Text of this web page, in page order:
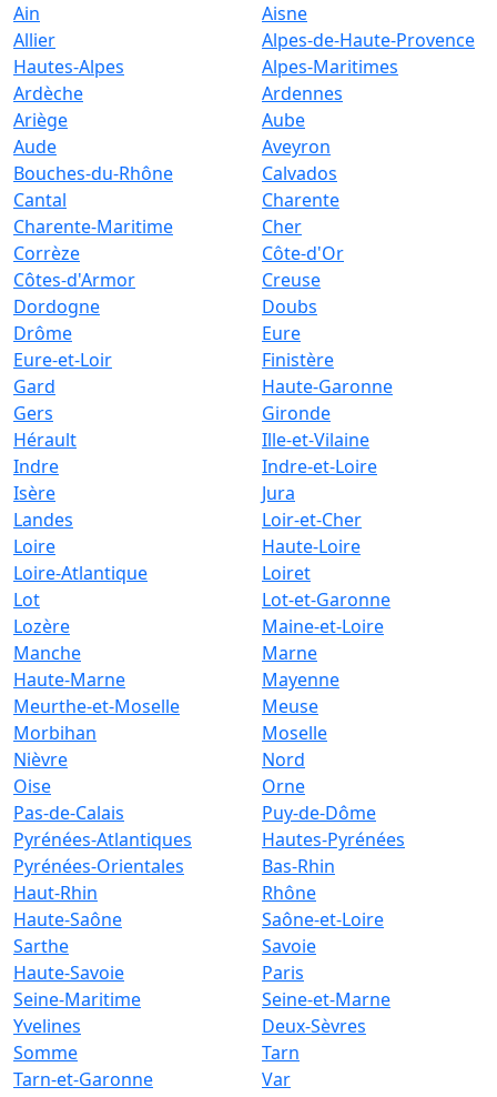
Ain
Aisne
Allier
Alpes-de-Haute-Provence
Hautes-Alpes
Alpes-Maritimes
Ardèche
Ardennes
Ariège
Aube
Aude
Aveyron
Bouches-du-Rhône
Calvados
Cantal
Charente
Charente-Maritime
Cher
Corrèze
Côte-d'Or
Côtes-d'Armor
Creuse
Dordogne
Doubs
Drôme
Eure
Eure-et-Loir
Finistère
Gard
Haute-Garonne
Gers
Gironde
Hérault
Ille-et-Vilaine
Indre
Indre-et-Loire
Isère
Jura
Landes
Loir-et-Cher
Loire
Haute-Loire
Loire-Atlantique
Loiret
Lot
Lot-et-Garonne
Lozère
Maine-et-Loire
Manche
Marne
Haute-Marne
Mayenne
Meurthe-et-Moselle
Meuse
Morbihan
Moselle
Nièvre
Nord
Oise
Orne
Pas-de-Calais
Puy-de-Dôme
Pyrénées-Atlantiques
Hautes-Pyrénées
Pyrénées-Orientales
Bas-Rhin
Haut-Rhin
Rhône
Haute-Saône
Saône-et-Loire
Sarthe
Savoie
Haute-Savoie
Paris
Seine-Maritime
Seine-et-Marne
Yvelines
Deux-Sèvres
Somme
Tarn
Tarn-et-Garonne
Var